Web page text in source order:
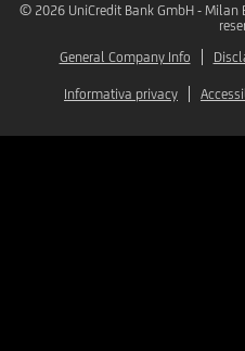
© 2026 UniCredit Bank GmbH -
General Company Info
Informativa privacy